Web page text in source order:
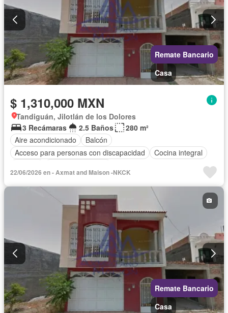
Remate Bancario
Casa
$ 1,310,000 MXN
Tandiguán, Jilotlán de los Dolores
3 Recámaras
2.5 Baños
280 m²
Aire acondicionado
Balcón
Acceso para personas con discapacidad
Cocina integral
22/06/2026 en - Axmat and Maison -NKCK
Remate Bancario
Casa